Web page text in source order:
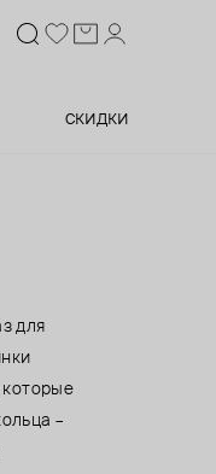
скидки
для
которые
–